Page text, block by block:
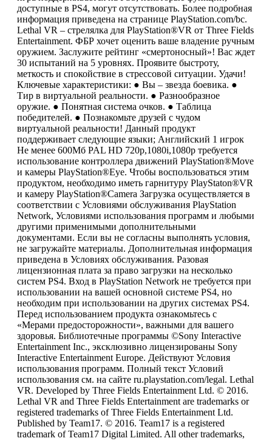
доступные в PS4, могут отсутствовать. Более подробная
информация приведена на странице PlayStation.com/bc.
Lethal VR – стрелялка для PlayStation®VR от Three Fields
Entertainment. ФБР хочет оценить ваше владение ручным
оружием. Заслужите рейтинг «смертоносный»! Вас ждет
30 испытаний на 5 уровнях. Проявите быстроту,
меткость и спокойствие в стрессовой ситуации. Удачи!
Ключевые характеристики: ● Вы – звезда боевика. ●
Тир в виртуальной реальности. ● Разнообразное
оружие. ● Понятная система очков. ● Таблица
победителей. ● Познакомьте друзей с чудом
виртуальной реальности! Данный продукт
поддерживает следующие языки; Английский 1 игрок
Не менее 600Мб PAL HD 720p,1080i,1080p требуется
использование контроллера движений PlayStation®Move
и камеры PlayStation®Eye. Чтобы воспользоваться этим
продуктом, необходимо иметь гарнитуру PlayStaton®VR
и камеру PlayStation®Camera Загрузка осуществляется в
соответствии с Условиями обслуживания PlayStation
Network, Условиями использования программ и любыми
другими применимыми дополнительными
документами. Если вы не согласны выполнять условия,
не загружайте материалы. Дополнительная информация
приведена в Условиях обслуживания. Разовая
лицензионная плата за право загрузки на несколько
систем PS4. Вход в PlayStation Network не требуется при
использовании на вашей основной системе PS4, но
необходим при использовании на других системах PS4.
Перед использованием продукта ознакомьтесь с
«Мерами предосторожности», важными для вашего
здоровья. Библиотечные программы ©Sony Interactive
Entertainment Inc., эксклюзивно лицензированы Sony
Interactive Entertainment Europe. Действуют Условия
использования программ. Полный текст Условий
использования см. на сайте ru.playstation.com/legal. Lethal
VR. Developed by Three Fields Entertainment Ltd. © 2016.
Lethal VR and Three Fields Entertainment are trademarks or
registered trademarks of Three Fields Entertainment Ltd.
Published by Team17. © 2016. Team17 is a registered
trademark of Team17 Digital Limited. All other trademarks,